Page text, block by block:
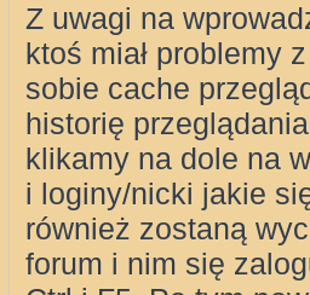
Z uwagi na
ktoś miał problemy
sobie cache
historię
klikamy na dole na
i loginy/nicki jakie
również zostaną
forum i nim się